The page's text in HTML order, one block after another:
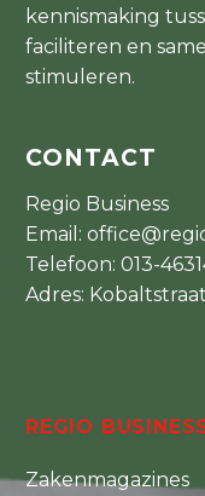
kennismaking
faciliteren en
stimuleren.
CONTACT
Regio Business
Email:
Telefoon: 013-
Adres:
REGIO
Zakenmagazines